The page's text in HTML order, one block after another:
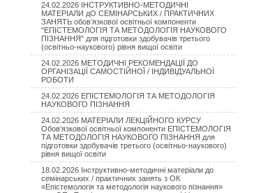
24.02.2026 ІНСТРУКТИВНО-МЕТОДИЧНІ
МАТЕРІАЛИ дО СЕМІНАРСЬКИХ / ПРАКТИЧНИХ
ЗАНЯТЬ обов’язкової освітньої компоненти
"ЕПІСТЕМОЛОГІЯ ТА МЕТОДОЛОГІЯ НАУКОВОГО
ПІЗНАННЯ" для підготовки здобувачів третього
(освітньо-наукового) рівня вищої освіти
24.02.2026 МЕТОДИЧНІ РЕКОМЕНДАЦІЇ ДО
ОРГАНІЗАЦІЇ САМОСТІЙНОЇ / ІНДИВІДУАЛЬНОЇ
РОБОТИ
24.02.2026 ЕПІСТЕМОЛОГІЯ ТА МЕТОДОЛОГІЯ
НАУКОВОГО ПІЗНАННЯ
24.02.2026 МАТЕРІАЛИ ЛЕКЦІЙНОГО КУРСУ
Обов’язкової освітньої компоненти ЕПІСТЕМОЛОГІЯ
ТА МЕТОДОЛОГІЯ НАУКОВОГО ПІЗНАННЯ для
підготовки здобувачів третього (освітньо-наукового)
рівня вищої освіти
18.02.2026 Інструктивно-методичні матеріали до
семінарських / практичних занять з ОК
«Епістемологія та методологія наукового пізнання»